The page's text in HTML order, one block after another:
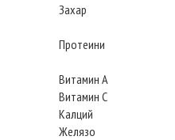
Захар
Протеини
Витамин А
Витамин С
Калций
Желязо